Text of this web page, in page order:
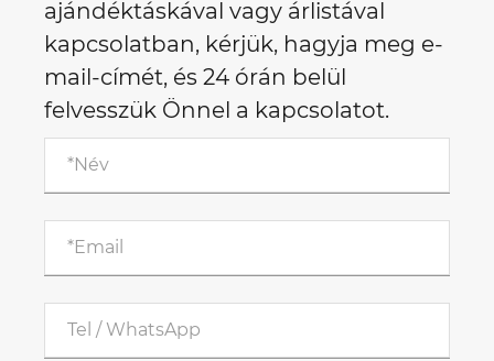
ajándéktáskával vagy árlistával
kapcsolatban, kérjük, hagyja meg e-
mail-címét, és 24 órán belül
felvesszük Önnel a kapcsolatot.